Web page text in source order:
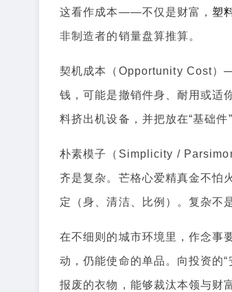
这看作成本——不仅是财富， 塑
非制造者的销量盘算推算。
契机成本（Opportunity Cost）
钱，可能是撤销件身、耐用或适
料挤出机设备，并把放在“基础件
朴素模子（Simplicity /
齐是复杂。芒格心爱精真金不怕
定（身、清洁、比例）。复杂不
在不细则的城市环境里，作念事
动，仍能使命的单品。向投资的
报废的衣物，能够裁汰本领与财